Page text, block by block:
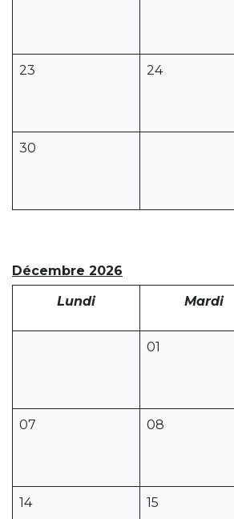
23 24
30
Décembre 2026
Lundi
Mardi
01
07 08
14 15